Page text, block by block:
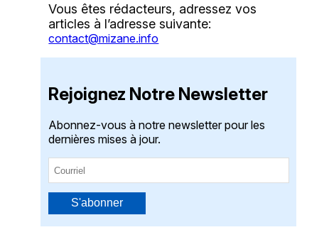
Vous êtes rédacteurs, adressez vos
articles à l’adresse suivante:
contact@mizane.info
Rejoignez Notre Newsletter
Abonnez-vous à notre newsletter pour les
dernières mises à jour.
S'abonner